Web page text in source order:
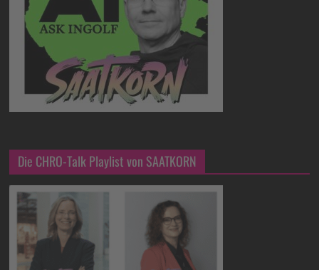
Die CHRO-Talk Playlist von SAATKORN